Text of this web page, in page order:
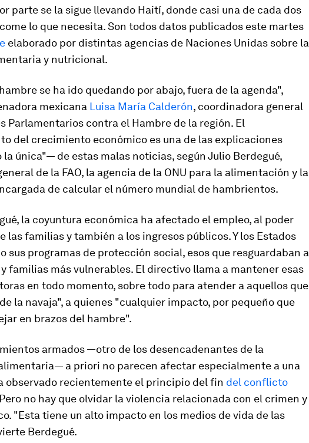
parte se la sigue llevando Haití, donde casi una de cada dos
lo que necesita. Son todos datos publicados este martes
elaborado por distintas agencias de Naciones Unidas sobre la
y nutricional.
se ha ido quedando por abajo, fuera de la agenda",
mexicana Luisa María Calderón, coordinadora general
Parlamentarios contra el Hambre de la región. El
del crecimiento económico es una de las explicaciones
única"— de estas malas noticias, según Julio Berdegué,
de la FAO, la agencia de la ONU para la alimentación y la
de calcular el número mundial de hambrientos.
la coyuntura económica ha afectado el empleo, al poder
las familias y también a los ingresos públicos. Y los Estados
sus programas de protección social, esos que resguardaban a
familias más vulnerables. El directivo llama a mantener esas
en todo momento, sobre todo para atender a aquellos que
la navaja", a quienes "cualquier impacto, por pequeño que
en brazos del hambre".
armados —otro de los desencadenantes de la
a priori no parecen afectar especialmente a una
observado recientemente el principio del fin del conflicto
no hay que olvidar la violencia relacionada con el crimen y
"Esta tiene un alto impacto en los medios de vida de las
Berdegué.